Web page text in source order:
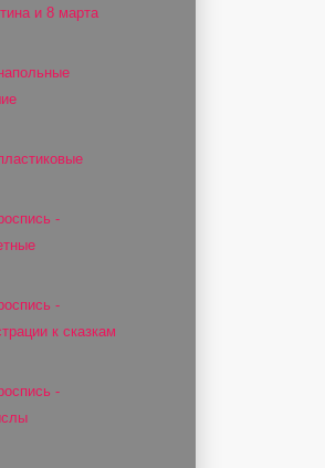
и 8 марта
-
-
к сказкам
-